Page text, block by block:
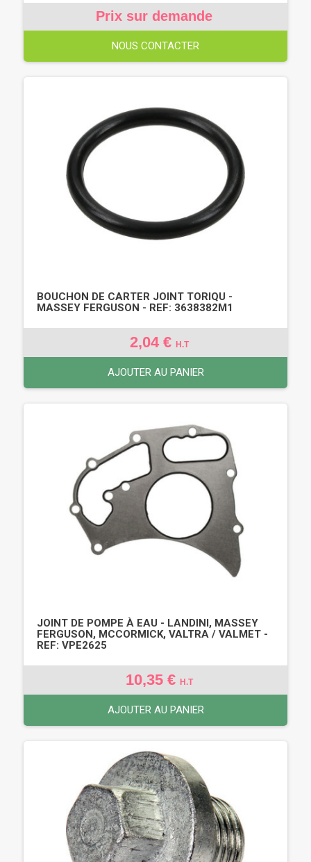
Prix sur demande
NOUS CONTACTER
BOUCHON DE CARTER JOINT TORIQU -
MASSEY FERGUSON - REF: 3638382M1
2,04 € H.T
AJOUTER AU PANIER
JOINT DE POMPE À EAU - LANDINI, MASSEY
FERGUSON, MCCORMICK, VALTRA / VALMET -
REF: VPE2625
10,35 € H.T
AJOUTER AU PANIER